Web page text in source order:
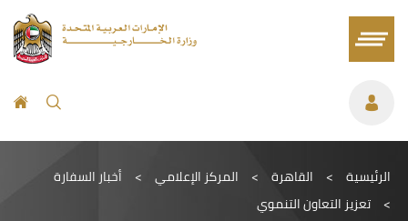
الرئيسية > القاهرة > المركز الإعلامي > أخبار السفارة
> تعزيز التعاون التنموي